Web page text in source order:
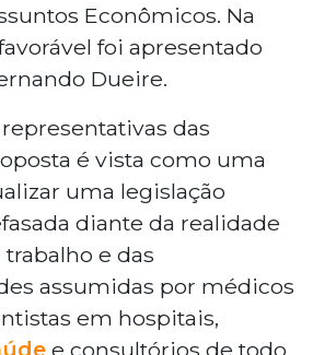
Econômicos. Na
foi apresentado
Dueire.
das
é vista como uma
uma legislação
diante da realidade
e das
assumidas por médicos
em hospitais,
e consultórios de todo